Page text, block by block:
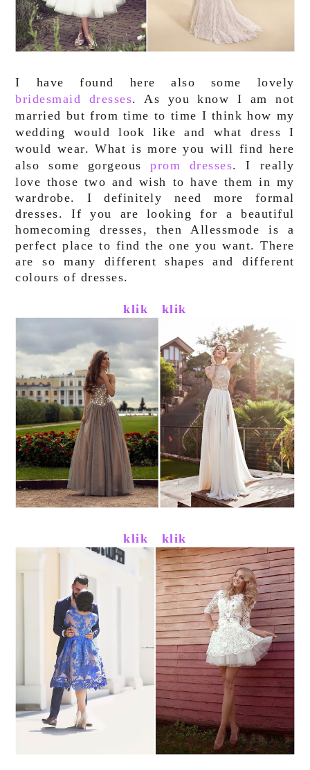
I have found here also some lovely
bridesmaid dresses. As you know I am not
married but from time to time I think how my
wedding would look like and what dress I
would wear. What is more you will find here
also some gorgeousprom dresses. I really
love those two and wish to have them in my
wardrobe. I definitely need more formal
dresses. If you are looking for a beautiful
homecoming dresses, then Allessmode is a
perfect place to find the one you want. There
are so many different shapes and different
colours of dresses.
klik klik
klik klik